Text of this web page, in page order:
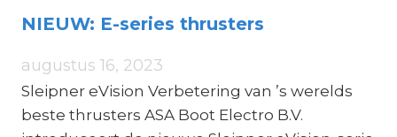
NIEUW: E-series thrusters
augustus 16, 2023
Sleipner eVision Verbetering van ’s werelds
beste thrusters ASA Boot Electro B.V.